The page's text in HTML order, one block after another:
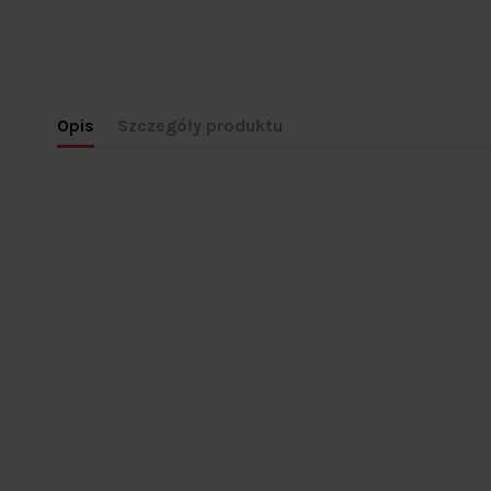
Opis Szczegóły produktu